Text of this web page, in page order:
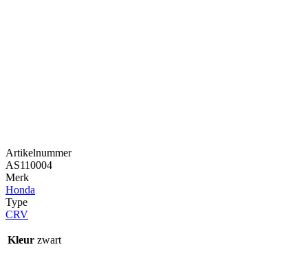
Artikelnummer
AS110004
Merk
Honda
Type
CRV
Kleur zwart